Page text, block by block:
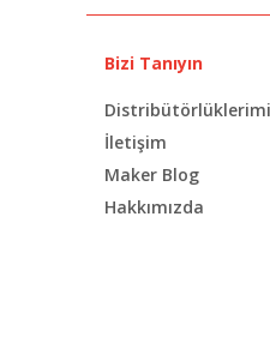
Bizi Tanıyın
İletişim
Maker Blog
Hakkımızda